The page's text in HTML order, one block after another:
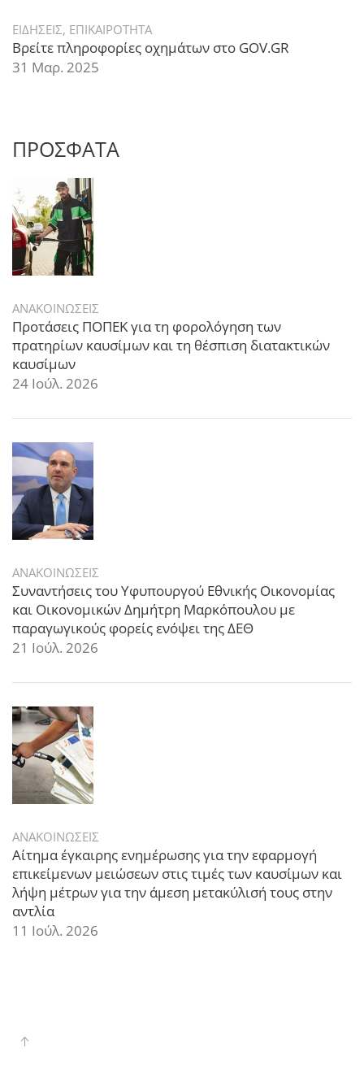
ΕΙΔΗΣΕΙΣ, ΕΠΙΚΑΙΡΟΤΗΤΑ
Βρείτε πληροφορίες οχημάτων στο GOV.GR
31 Μαρ. 2025
ΠΡΟΣΦΑΤΑ
ΑΝΑΚΟΙΝΩΣΕΙΣ
Προτάσεις ΠΟΠΕΚ για τη φορολόγηση των
πρατηρίων καυσίμων και τη θέσπιση διατακτικών
καυσίμων
24 Ιούλ. 2026
ΑΝΑΚΟΙΝΩΣΕΙΣ
Συναντήσεις του Υφυπουργού Εθνικής Οικονομίας
και Οικονομικών Δημήτρη Μαρκόπουλου με
παραγωγικούς φορείς ενόψει της ΔΕΘ
21 Ιούλ. 2026
ΑΝΑΚΟΙΝΩΣΕΙΣ
Αίτημα έγκαιρης ενημέρωσης για την εφαρμογή
επικείμενων μειώσεων στις τιμές των καυσίμων και
λήψη μέτρων για την άμεση μετακύλισή τους στην
αντλία
11 Ιούλ. 2026